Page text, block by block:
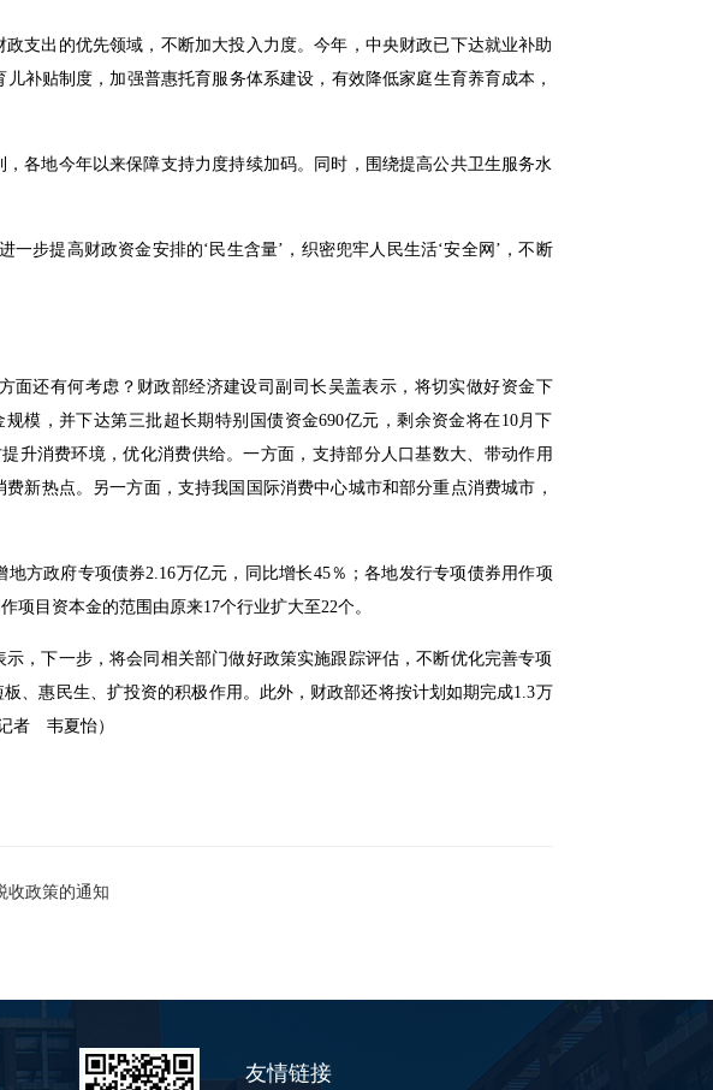
支出的优先领域，不断加大投入力度。今年，中央财政已下达就业补助
补贴制度，加强普惠托育服务体系建设，有效降低家庭生育养育成本，
各地今年以来保障支持力度持续加码。同时，围绕提高公共卫生服务水
步提高财政资金安排的‘民生含量’，织密兜牢人民生活‘安全网’，不断
面还有何考虑？财政部经济建设司副司长吴盖表示，将切实做好资金下
模，并下达第三批超长期特别国债资金690亿元，剩余资金将在10月下
升消费环境，优化消费供给。一方面，支持部分人口基数大、带动作用
新热点。另一方面，支持我国国际消费中心城市和部分重点消费城市，
方政府专项债券2.16万亿元，同比增长45％；各地发行专项债券用作项
项目资本金的范围由原来17个行业扩大至22个。
，下一步，将会同相关部门做好政策实施跟踪评估，不断优化完善专项
、惠民生、扩投资的积极作用。此外，财政部还将按计划如期完成1.3万
者 韦夏怡）
收政策的通知
友情链接